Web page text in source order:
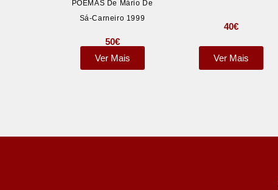
POEMAS De Mário De
Sá-Carneiro 1999
50€
Ver Mais
40€
Ver Mais